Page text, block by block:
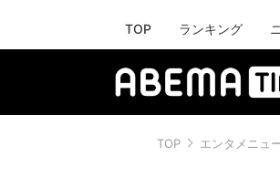
TOP ランキング
TOP エンタメニュ